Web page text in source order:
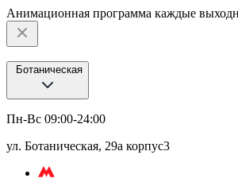
Анимационная программа каждые
Ботаническая
Пн-Вс 09:00-24:00
ул. Ботаническая, 29а корпус3